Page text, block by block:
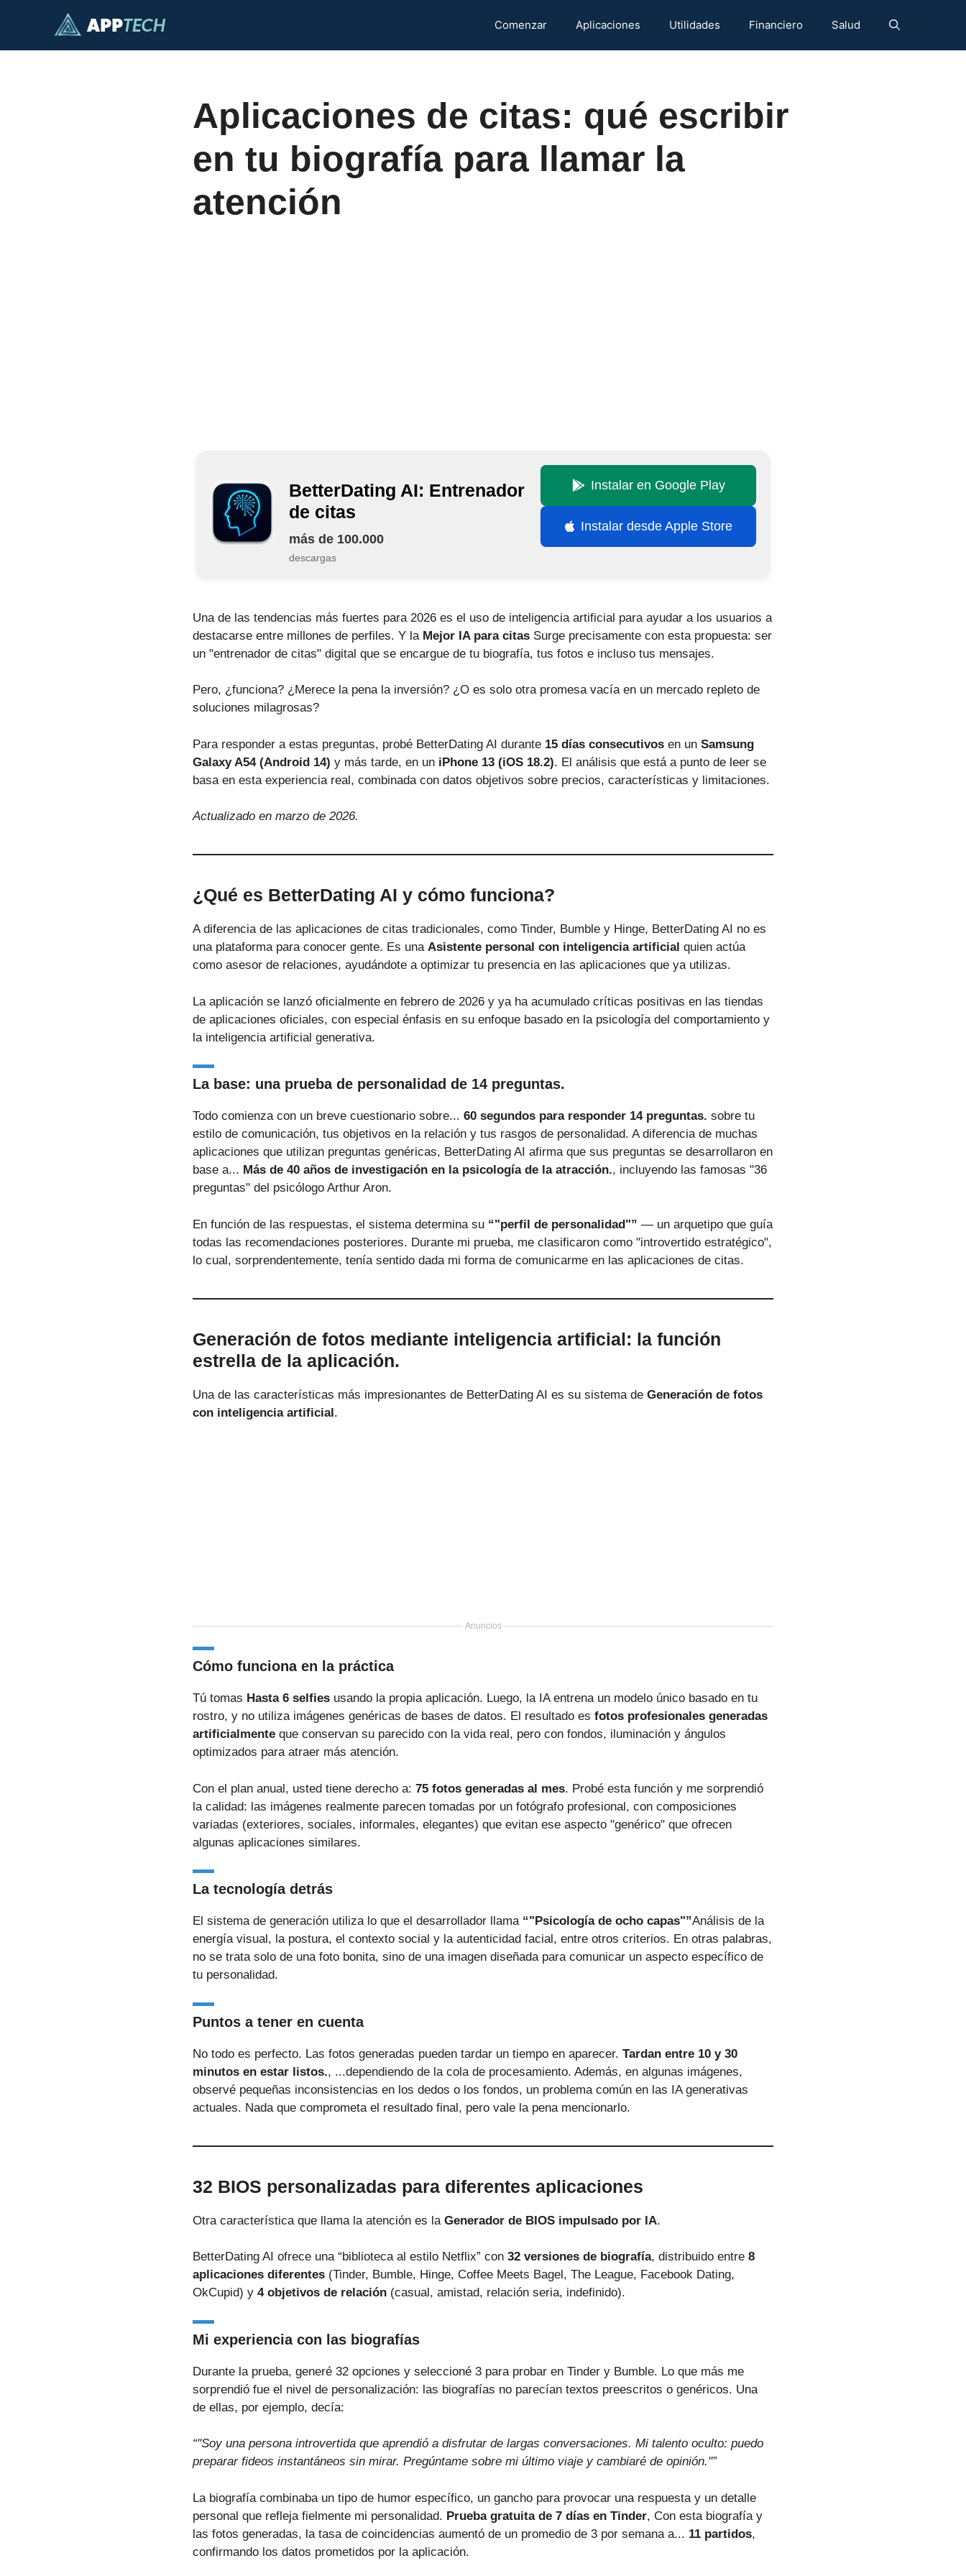
Comenzar Aplicaciones Utilidades Financiero Salud
Aplicaciones de citas: qué escribir
en tu biografía para llamar la
atención
BetterDating AI: Entrenador
de citas
más de 100.000
descargas
Instalar en Google Play
Instalar desde Apple Store
Una de las tendencias más fuertes para 2026 es el uso de inteligencia artificial para ayudar a los usuarios a
destacarse entre millones de perfiles. Y la Mejor IA para citas Surge precisamente con esta propuesta: ser
un "entrenador de citas" digital que se encargue de tu biografía, tus fotos e incluso tus mensajes.
Pero, ¿funciona? ¿Merece la pena la inversión? ¿O es solo otra promesa vacía en un mercado repleto de
soluciones milagrosas?
Para responder a estas preguntas, probé BetterDating AI durante 15 días consecutivos en un Samsung
Galaxy A54 (Android 14) y más tarde, en un iPhone 13 (iOS 18.2). El análisis que está a punto de leer se
basa en esta experiencia real, combinada con datos objetivos sobre precios, características y limitaciones.
Actualizado en marzo de 2026.
¿Qué es BetterDating AI y cómo funciona?
A diferencia de las aplicaciones de citas tradicionales, como Tinder, Bumble y Hinge, BetterDating AI no es
una plataforma para conocer gente. Es una Asistente personal con inteligencia artificial quien actúa
como asesor de relaciones, ayudándote a optimizar tu presencia en las aplicaciones que ya utilizas.
La aplicación se lanzó oficialmente en febrero de 2026 y ya ha acumulado críticas positivas en las tiendas
de aplicaciones oficiales, con especial énfasis en su enfoque basado en la psicología del comportamiento y
la inteligencia artificial generativa.
La base: una prueba de personalidad de 14 preguntas.
Todo comienza con un breve cuestionario sobre... 60 segundos para responder 14 preguntas. sobre tu
estilo de comunicación, tus objetivos en la relación y tus rasgos de personalidad. A diferencia de muchas
aplicaciones que utilizan preguntas genéricas, BetterDating AI afirma que sus preguntas se desarrollaron en
base a... Más de 40 años de investigación en la psicología de la atracción., incluyendo las famosas "36
preguntas" del psicólogo Arthur Aron.
En función de las respuestas, el sistema determina su “"perfil de personalidad"” — un arquetipo que guía
todas las recomendaciones posteriores. Durante mi prueba, me clasificaron como "introvertido estratégico",
lo cual, sorprendentemente, tenía sentido dada mi forma de comunicarme en las aplicaciones de citas.
Generación de fotos mediante inteligencia artificial: la función
estrella de la aplicación.
Una de las características más impresionantes de BetterDating AI es su sistema de Generación de fotos
con inteligencia artificial.
Anuncios
Cómo funciona en la práctica
Tú tomas Hasta 6 selfies usando la propia aplicación. Luego, la IA entrena un modelo único basado en tu
rostro, y no utiliza imágenes genéricas de bases de datos. El resultado es fotos profesionales generadas
artificialmente que conservan su parecido con la vida real, pero con fondos, iluminación y ángulos
optimizados para atraer más atención.
Con el plan anual, usted tiene derecho a: 75 fotos generadas al mes. Probé esta función y me sorprendió
la calidad: las imágenes realmente parecen tomadas por un fotógrafo profesional, con composiciones
variadas (exteriores, sociales, informales, elegantes) que evitan ese aspecto "genérico" que ofrecen
algunas aplicaciones similares.
La tecnología detrás
El sistema de generación utiliza lo que el desarrollador llama “"Psicología de ocho capas"”Análisis de la
energía visual, la postura, el contexto social y la autenticidad facial, entre otros criterios. En otras palabras,
no se trata solo de una foto bonita, sino de una imagen diseñada para comunicar un aspecto específico de
tu personalidad.
Puntos a tener en cuenta
No todo es perfecto. Las fotos generadas pueden tardar un tiempo en aparecer. Tardan entre 10 y 30
minutos en estar listos., ...dependiendo de la cola de procesamiento. Además, en algunas imágenes,
observé pequeñas inconsistencias en los dedos o los fondos, un problema común en las IA generativas
actuales. Nada que comprometa el resultado final, pero vale la pena mencionarlo.
32 BIOS personalizadas para diferentes aplicaciones
Otra característica que llama la atención es la Generador de BIOS impulsado por IA.
BetterDating AI ofrece una “biblioteca al estilo Netflix” con 32 versiones de biografía, distribuido entre 8
aplicaciones diferentes (Tinder, Bumble, Hinge, Coffee Meets Bagel, The League, Facebook Dating,
OkCupid) y 4 objetivos de relación (casual, amistad, relación seria, indefinido).
Mi experiencia con las biografías
Durante la prueba, generé 32 opciones y seleccioné 3 para probar en Tinder y Bumble. Lo que más me
sorprendió fue el nivel de personalización: las biografías no parecían textos preescritos o genéricos. Una
de ellas, por ejemplo, decía:
“"Soy una persona introvertida que aprendió a disfrutar de largas conversaciones. Mi talento oculto: puedo
preparar fideos instantáneos sin mirar. Pregúntame sobre mi último viaje y cambiaré de opinión."”
La biografía combinaba un tipo de humor específico, un gancho para provocar una respuesta y un detalle
personal que refleja fielmente mi personalidad. Prueba gratuita de 7 días en Tinder, Con esta biografía y
las fotos generadas, la tasa de coincidencias aumentó de un promedio de 3 por semana a... 11 partidos,
confirmando los datos prometidos por la aplicación.